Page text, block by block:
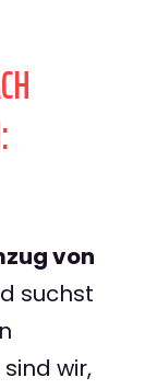
von
suchst
wir,